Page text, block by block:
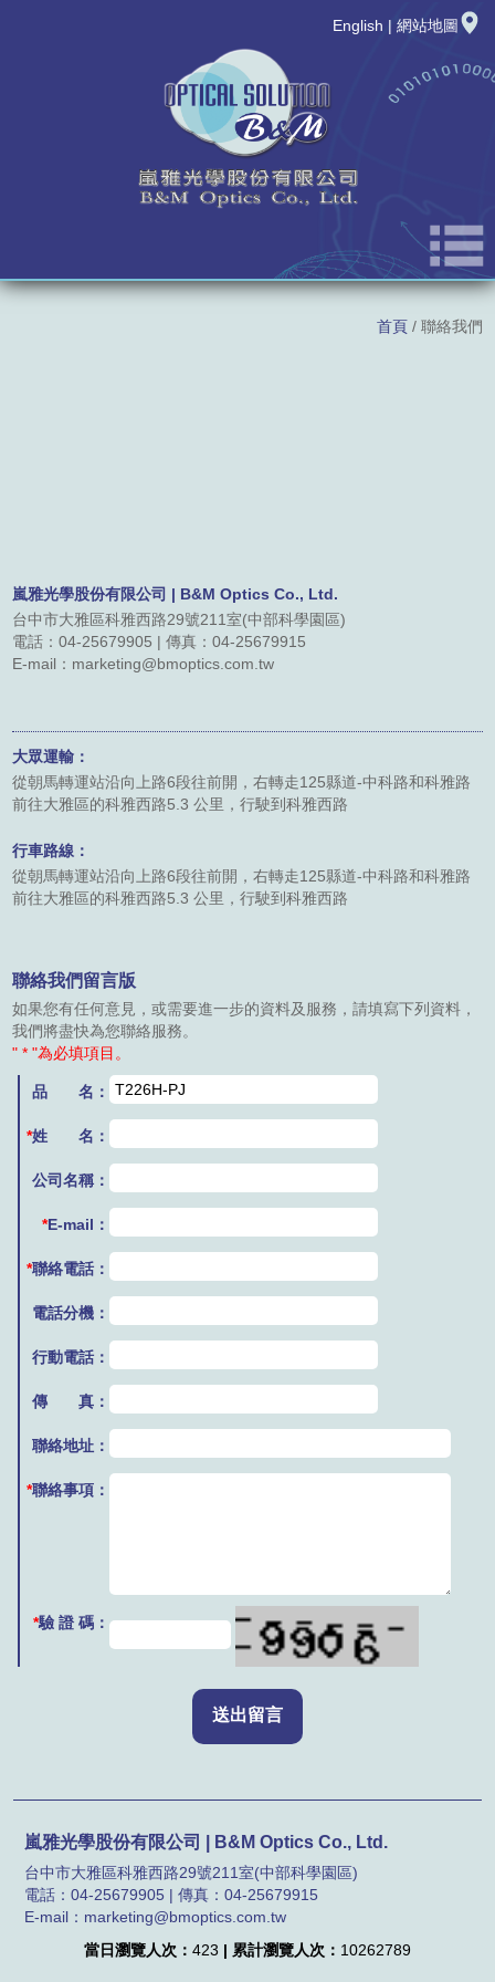
English | 網站地圖
友站連結
型錄下載
首頁/ 聯絡我們
嵐雅光學股份有限公司 | B&M Optics Co., Ltd.
台中市大雅區科雅西路29號211室(中部科學園區)
電話：04-25679905 | 傳真：04-25679915
E-mail：marketing@bmoptics.com.tw
大眾運輸：
從朝馬轉運站沿向上路6段往前開，右轉走125縣道-中科路和科雅路
前往大雅區的科雅西路5.3 公里，行駛到科雅西路
行車路線：
從朝馬轉運站沿向上路6段往前開，右轉走125縣道-中科路和科雅路
前往大雅區的科雅西路5.3 公里，行駛到科雅西路
聯絡我們留言版
如果您有任何意見，或需要進一步的資料及服務，請填寫下列資料，
我們將盡快為您聯絡服務。
" * "為必填項目。
品 名：
*姓 名：
公司名稱：
*E-mail：
*聯絡電話：
電話分機：
行動電話：
傳 真：
聯絡地址：
*聯絡事項：
*驗 證 碼：
嵐雅光學股份有限公司 | B&M Optics Co., Ltd.
台中市大雅區科雅西路29號211室(中部科學園區)
電話：04-25679905 | 傳真：04-25679915
E-mail：marketing@bmoptics.com.tw
當日瀏覽人次： 423 | 累計瀏覽人次： 10262789